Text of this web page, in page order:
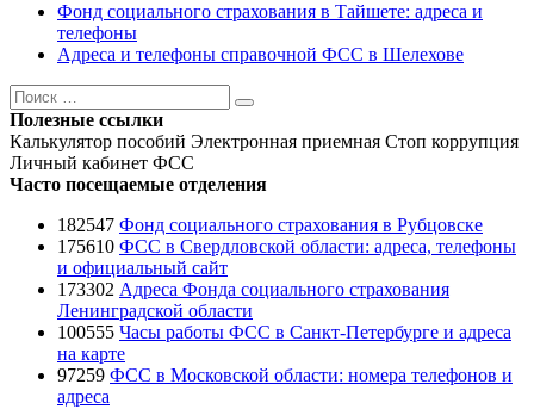
Фонд социального страхования в Тайшете: адреса и
телефоны
Адреса и телефоны справочной ФСС в Шелехове
Поиск
Поиск
Полезные ссылки
Калькулятор пособий Электронная приемная Стоп коррупция
Личный кабинет ФСС
Часто посещаемые отделения
182547 Фонд социального страхования в Рубцовске
175610 ФСС в Свердловской области: адреса, телефоны
и официальный сайт
173302 Адреса Фонда социального страхования
Ленинградской области
100555 Часы работы ФСС в Санкт-Петербурге и адреса
на карте
97259 ФСС в Московской области: номера телефонов и
адреса